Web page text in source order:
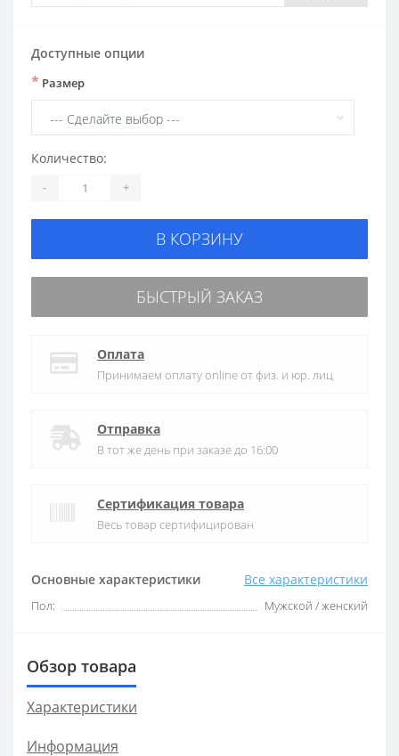
Основные характеристики Все характеристики
Пол: Мужской / женский
Доступные опции
* Размер
Количество:
- +
В КОРЗИНУ
БЫСТРЫЙ ЗАКАЗ
Оплата
Принимаем оплату online от физ. и юр. лиц
Отправка
В тот же день при заказе до 16:00
Сертификация товара
Весь товар сертифицирован
Обзор товара
Характеристики
Информация